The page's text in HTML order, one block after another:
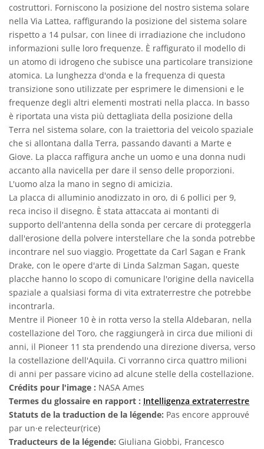
costruttori. Forniscono la posizione del nostro sistema solare
nella Via Lattea, raffigurando la posizione del sistema solare
rispetto a 14 pulsar, con linee di irradiazione che includono
informazioni sulle loro frequenze. È raffigurato il modello di
un atomo di idrogeno che subisce una particolare transizione
atomica. La lunghezza d'onda e la frequenza di questa
transizione sono utilizzate per esprimere le dimensioni e le
frequenze degli altri elementi mostrati nella placca. In basso
è riportata una vista più dettagliata della posizione della
Terra nel sistema solare, con la traiettoria del veicolo spaziale
che si allontana dalla Terra, passando davanti a Marte e
Giove. La placca raffigura anche un uomo e una donna nudi
accanto alla navicella per dare il senso delle proporzioni.
L'uomo alza la mano in segno di amicizia.
La placca di alluminio anodizzato in oro, di 6 pollici per 9,
reca inciso il disegno. È stata attaccata ai montanti di
supporto dell'antenna della sonda per cercare di proteggerla
dall'erosione della polvere interstellare che la sonda potrebbe
incontrare nel suo viaggio. Progettate da Carl Sagan e Frank
Drake, con le opere d'arte di Linda Salzman Sagan, queste
placche hanno lo scopo di comunicare l'origine della navicella
spaziale a qualsiasi forma di vita extraterrestre che potrebbe
incontrarla.
Mentre il Pioneer 10 è in rotta verso la stella Aldebaran, nella
costellazione del Toro, che raggiungerà in circa due milioni di
anni, il Pioneer 11 sta prendendo una direzione diversa, verso
la costellazione dell'Aquila. Ci vorranno circa quattro milioni
di anni per passare vicino ad alcune stelle della costellazione.
Crédits pour l'image : NASA Ames
Termes du glossaire en rapport : Intelligenza extraterrestre
Statuts de la traduction de la légende: Pas encore approuvé
par un·e relecteur(rice)
Traducteurs de la légende: Giuliana Giobbi, Francesco